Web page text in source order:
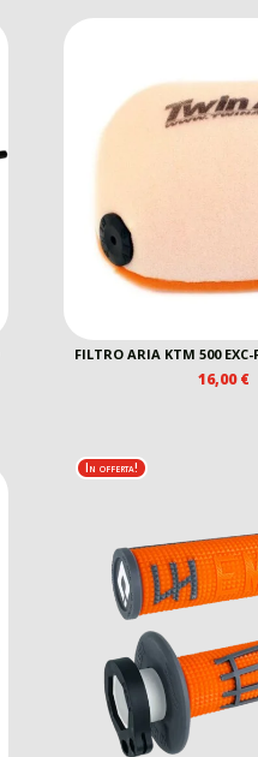
FILTRO ARIA KTM 500
16,00€
In offerta!